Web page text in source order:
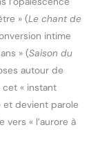
» (Le chant de
intime
» (Saison du
autour de
« instant
et devient parole
vers « l’aurore à